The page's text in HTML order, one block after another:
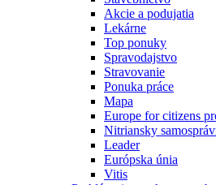
Akcie a podujatia
Lekárne
Top ponuky
Spravodajstvo
Stravovanie
Ponuka práce
Mapa
Europe for citizens
Nitriansky
Leader
Európska únia
Vitis